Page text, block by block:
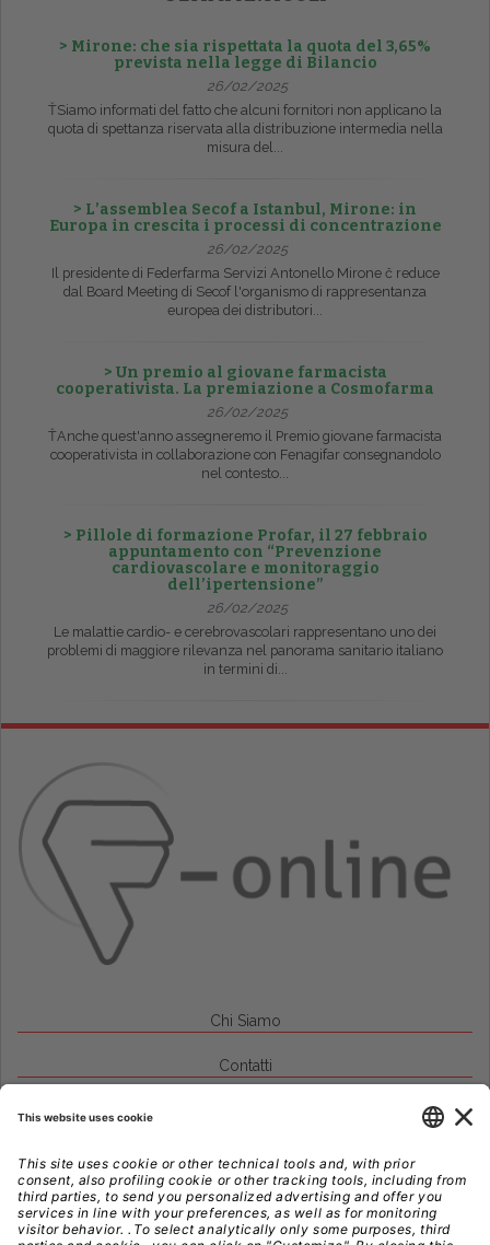
> Mirone: che sia rispettata la quota del 3,65%
prevista nella legge di Bilancio
26/02/2025
ŤSiamo informati del fatto che alcuni fornitori non applicano la
quota di spettanza riservata alla distribuzione intermedia nella
misura del...
> L’assemblea Secof a Istanbul, Mirone: in
Europa in crescita i processi di concentrazione
26/02/2025
Il presidente di Federfarma Servizi Antonello Mirone č reduce
dal Board Meeting di Secof l'organismo di rappresentanza
europea dei distributori...
> Un premio al giovane farmacista
cooperativista. La premiazione a Cosmofarma
26/02/2025
ŤAnche quest'anno assegneremo il Premio giovane farmacista
cooperativista in collaborazione con Fenagifar consegnandolo
nel contesto...
> Pillole di formazione Profar, il 27 febbraio
appuntamento con “Prevenzione
cardiovascolare e monitoraggio
dell’ipertensione”
26/02/2025
Le malattie cardio- e cerebrovascolari rappresentano uno dei
problemi di maggiore rilevanza nel panorama sanitario italiano
in termini di...
Chi Siamo
Contatti
Note Legali
Privacy